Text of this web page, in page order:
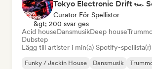
Curator För Spellistor
&gt; 200 svar ges
Acid houseDansmusikDeep house
Dubstep
Lägg till artister i min(a) Spotify-spellista(r)
Funky / Jackin House Dansmusik